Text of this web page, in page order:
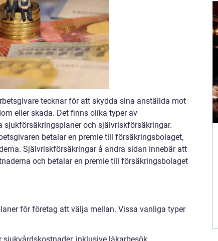
tecknar för att skydda sina anställda mot
eller skada. Det finns olika typer av
och självriskförsäkringar.
betalar en premie till försäkringsbolaget,
Självriskförsäkringar å andra sidan innebär att
och betalar en premie till försäkringsbolaget
för företag att välja mellan. Vissa vanliga typer